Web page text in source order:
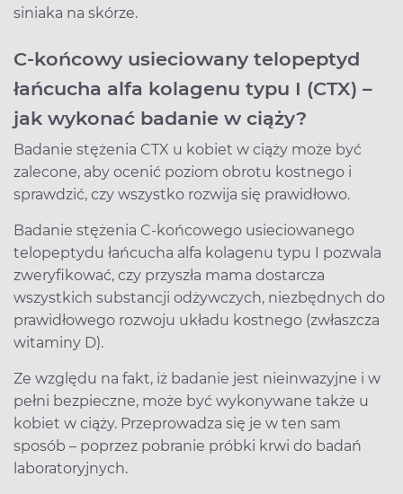
siniaka na skórze.
C-końcowy usieciowany telopeptyd
łańcucha alfa kolagenu typu I (CTX) –
jak wykonać badanie w ciąży?
Badanie stężenia CTX u kobiet w ciąży może być
zalecone, aby ocenić poziom obrotu kostnego i
sprawdzić, czy wszystko rozwija się prawidłowo.
Badanie stężenia C-końcowego usieciowanego
telopeptydu łańcucha alfa kolagenu typu I pozwala
zweryfikować, czy przyszła mama dostarcza
wszystkich substancji odżywczych, niezbędnych do
prawidłowego rozwoju układu kostnego (zwłaszcza
witaminy D).
Ze względu na fakt, iż badanie jest nieinwazyjne i w
pełni bezpieczne, może być wykonywane także u
kobiet w ciąży. Przeprowadza się je w ten sam
sposób – poprzez pobranie próbki krwi do badań
laboratoryjnych.